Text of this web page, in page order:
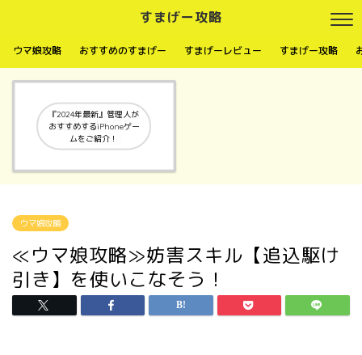
すまげー攻略
ウマ娘攻略 おすすめのすまげー すまげーレビュー すまげー攻略
『2024年最新』管理人が
おすすめするiPhoneゲー
ムをご紹介！
ウマ娘攻略
≪ウマ娘攻略≫妨害スキル【追込駆け
引き】を使いこなそう！